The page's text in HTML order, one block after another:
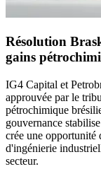
Résolution
gains
IG4 Capital et
approuvée par le
pétrochimique
gouvernance
crée une opportunité
d'ingénierie
secteur.